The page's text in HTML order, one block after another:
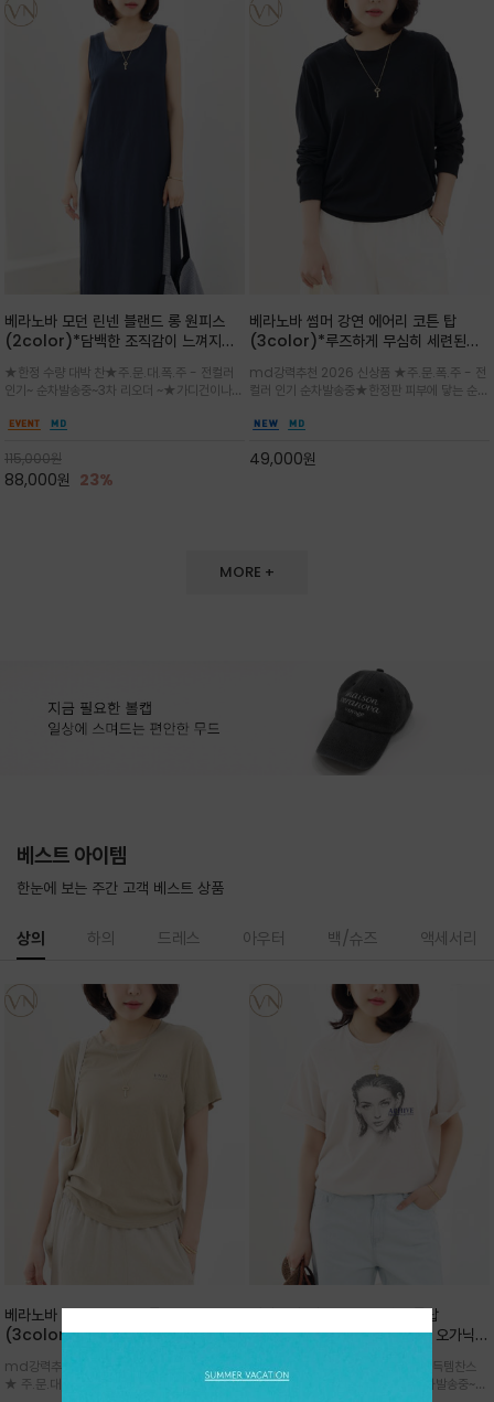
베라노바 모던 린넨 블랜드 롱 원피스
(2color)*담백한 조직감이 느껴지는
롱 원피스
★한정 수량 대박 찬★주.문.대.폭.주 - 전컬러
인기~ 순차발송중~3차 리오더 ~★가디건이나
도 손색이 없고,리조트룩까지 만능/답답하지 않
버하면서도 여리여리한 무
115,000원
88,000원 23%
베라노바 썸머 강연 에어리 코튼 탑
(3color)*루즈하게 무심히 세련된핏/
품은 시원함: 우수한 통기성
md강력추천 2026 신상품 ★주.문.폭.주 - 전
컬러 인기 순차발송중★한정판 피부에 닿는 순간
한 터치감~★여름에 오히려 이런티을 입으셔야
을 즐기실수 있습니다^^
49,000원
MORE +
베스트 아이템
한눈에 보는 주간 고객 베스트 상품
베라노바 심플 VN13 코튼탑
(3color)*썸머 바이오 강연/ 스판 너
더더기 없이 깔끔한 무드가 매력적인
VN13 코튼 티셔츠
md강력추천 2026 신상품 ★한정 대박 세일
★ 주.문.대.폭.주 - 전컬러 인기~순차발송중
베라노바 어반 우먼 강연 코튼탑
(2color) *한여름 내내 입는 오가닉
워크 (Line Work) & 스케치/감각적
인 아트워크 프린트가 시선을 끄는 루즈
md강력추천 2026 신상품 ★대박 득템찬스
~~ 주.문.대.폭.주 - 전컬러 인기~순차발송중~★
상의 하의 드레스 아우터 백/슈즈 액세서리